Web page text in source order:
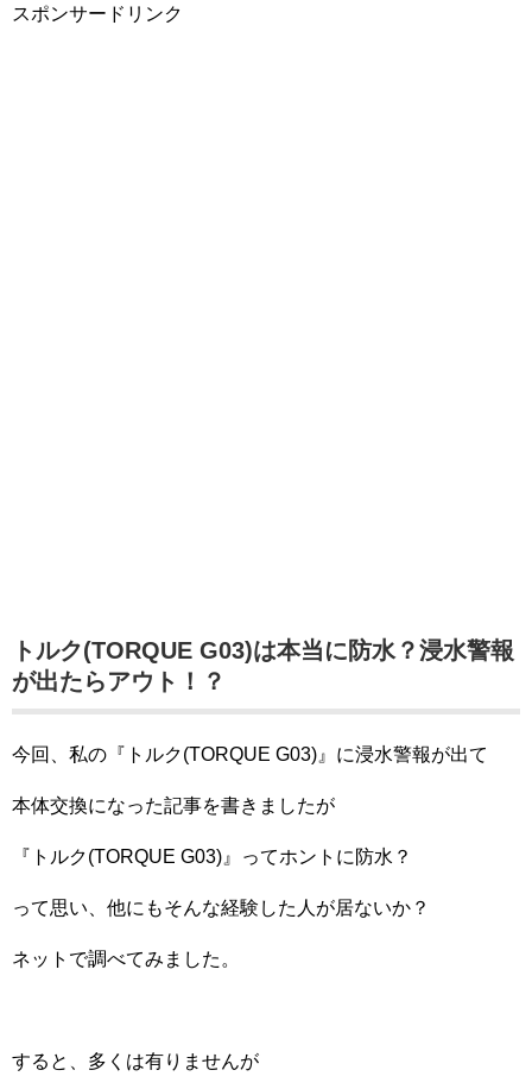
スポンサードリンク
トルク(TORQUE G03)は本当に防水？浸水警報
が出たらアウト！？
今回、私の『トルク(TORQUE G03)』に浸水警報が出て
本体交換になった記事を書きましたが
『トルク(TORQUE G03)』ってホントに防水？
って思い、他にもそんな経験した人が居ないか？
ネットで調べてみました。
すると、多くは有りませんが